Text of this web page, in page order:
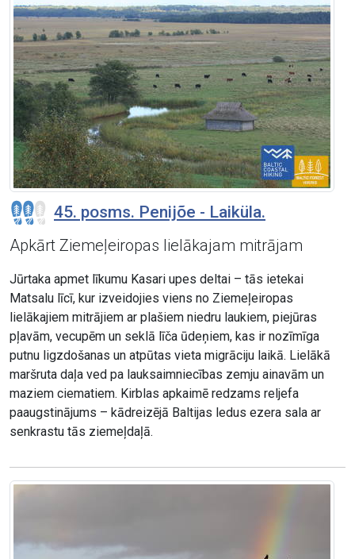
45. posms. Penijõe - Laiküla.
Apkārt Ziemeļeiropas lielākajam mitrājam
Jūrtaka apmet līkumu Kasari upes deltai – tās ietekai
Matsalu līcī, kur izveidojies viens no Ziemeļeiropas
lielākajiem mitrājiem ar plašiem niedru laukiem, piejūras
pļavām, vecupēm un seklā līča ūdeņiem, kas ir nozīmīga
putnu ligzdošanas un atpūtas vieta migrāciju laikā. Lielākā
maršruta daļa ved pa lauksaimniecības zemju ainavām un
maziem ciematiem. Kirblas apkaimē redzams reljefa
paaugstinājums – kādreizējā Baltijas ledus ezera sala ar
senkrastu tās ziemeļdaļā.